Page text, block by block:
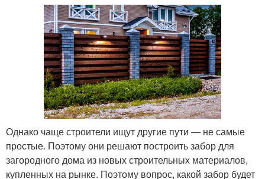
Однако чаще строители ищут другие пути — не самые
простые. Поэтому они решают построить забор для
загородного дома из новых строительных материалов,
купленных на рынке. Поэтому вопрос, какой забор будет